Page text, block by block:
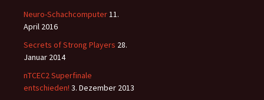
Neuro-Schachcomputer11.
April 2016
Secrets of Strong Players 28.
Januar 2014
nTCEC2 Superfinale
entschieden! 3. Dezember 2013